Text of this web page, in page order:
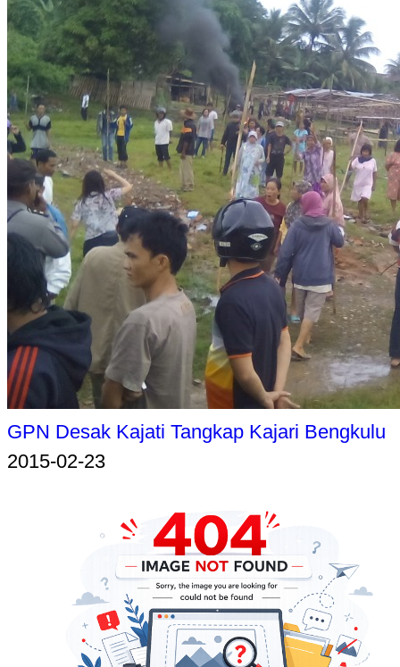
GPN Desak Kajati Tangkap Kajari Bengkulu
2015-02-23